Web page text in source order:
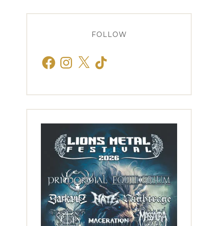
FOLLOW
FacebookInstagram
X TikTok